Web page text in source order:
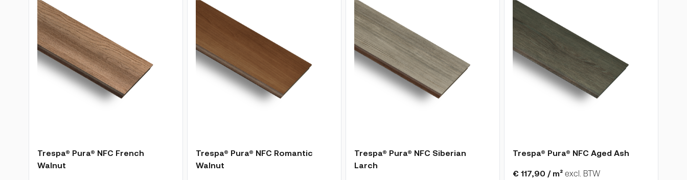
Trespa® Pura® NFC French
Walnut
Trespa® Pura® NFC Romantic
Walnut
Trespa® Pura® NFC Siberian
Larch
Trespa® Pura® NFC Aged Ash
€ 117,90 / m² excl. BTW